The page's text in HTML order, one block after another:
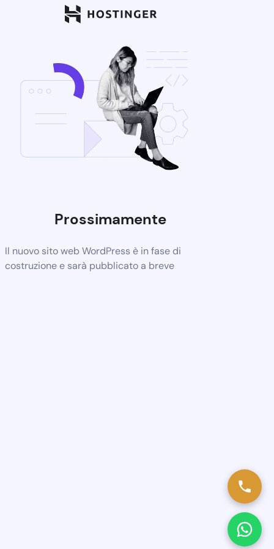
Prossimamente
Il nuovo sito web WordPress è in fase di
costruzione e sarà pubblicato a breve